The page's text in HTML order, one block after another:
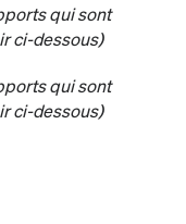
qui sont
ci-dessous)
qui sont
ci-dessous)